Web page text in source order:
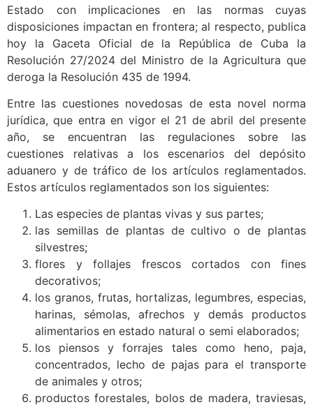
Estado con implicaciones en las normas cuyas
disposiciones impactan en frontera; al respecto, publica
hoy la Gaceta Oficial de la República de Cuba la
Resolución 27/2024 del Ministro de la Agricultura que
deroga la Resolución 435 de 1994.
Entre las cuestiones novedosas de esta novel norma
jurídica, que entra en vigor el 21 de abril del presente
año, se encuentran las regulaciones sobre las
cuestiones relativas a los escenarios del depósito
aduanero y de tráfico de los artículos reglamentados.
Estos artículos reglamentados son los siguientes:
Las especies de plantas vivas y sus partes;
las semillas de plantas de cultivo o de plantas
silvestres;
flores y follajes frescos cortados con fines
decorativos;
los granos, frutas, hortalizas, legumbres, especias,
harinas, sémolas, afrechos y demás productos
alimentarios en estado natural o semi elaborados;
los piensos y forrajes tales como heno, paja,
concentrados, lecho de pajas para el transporte
de animales y otros;
productos forestales, bolos de madera, traviesas,